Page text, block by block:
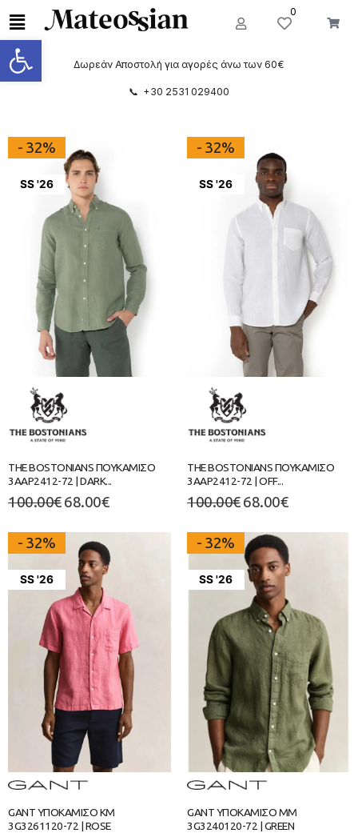
Ανοίξτε τη γραμμή εργαλείων
0
Δωρεάν Αποστολή για αγορές άνω των 60€
📞 +30 2531 029400
SS '26
- 32%
THE BOSTONIANS ΠΟΥΚΑΜΙΣΟ
3AAP2412-72 | DARK...
100.00€ 68.00€
SS '26
- 32%
THE BOSTONIANS ΠΟΥΚΑΜΙΣΟ
3AAP2412-72 | OFF...
100.00€ 68.00€
SS '26
- 32%
GANT ΥΠΟΚΑΜΙΣΟ ΚΜ
3G3261120-72 | ROSE
SS '26
- 32%
GANT ΥΠΟΚΑΜΙΣΟ ΜΜ
3G3240120-72 | GREEN